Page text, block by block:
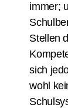
immer;
Stellen
sich
wohl